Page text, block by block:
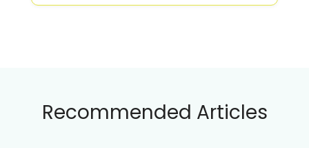
Recommended Articles